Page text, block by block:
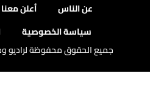
عن الناس أعلن معنا
سياسة الخصوصية
جميع الحقوق محفوظة لراديو وموقع